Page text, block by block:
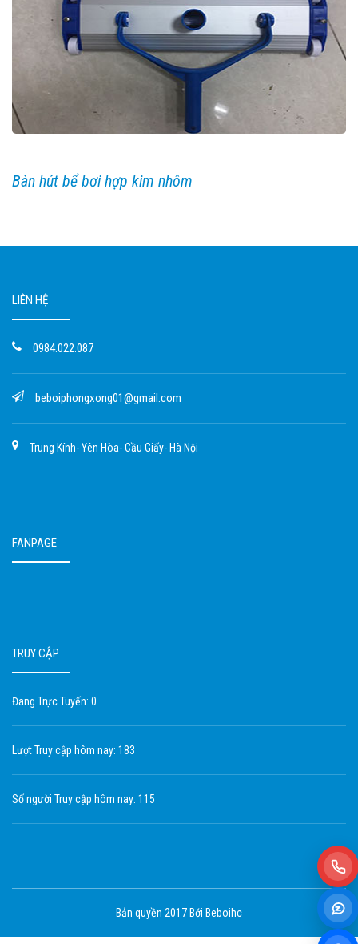
Bàn hút bể bơi hợp kim nhôm
LIÊN HỆ
0984.022.087
beboiphongxong01@gmail.com
Trung Kính- Yên Hòa- Cầu Giấy- Hà Nội
FANPAGE
TRUY CẬP
Đang Trực Tuyến: 0
Lượt Truy cập hôm nay: 183
Số người Truy cập hôm nay: 115
Bản quyền 2017 Bới Beboihc